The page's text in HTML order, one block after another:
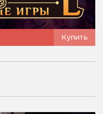
Купить